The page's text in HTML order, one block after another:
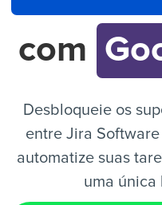
com
Desbloqueie os
entre Jira
automatize suas
uma única